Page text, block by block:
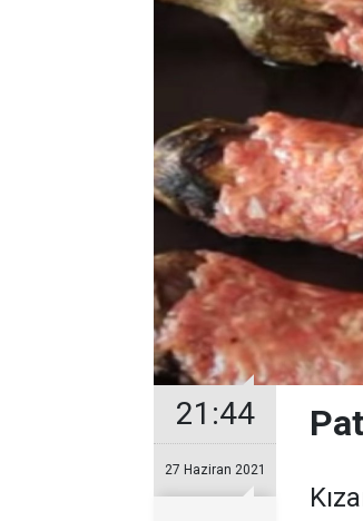
21:44
27 Haziran 2021